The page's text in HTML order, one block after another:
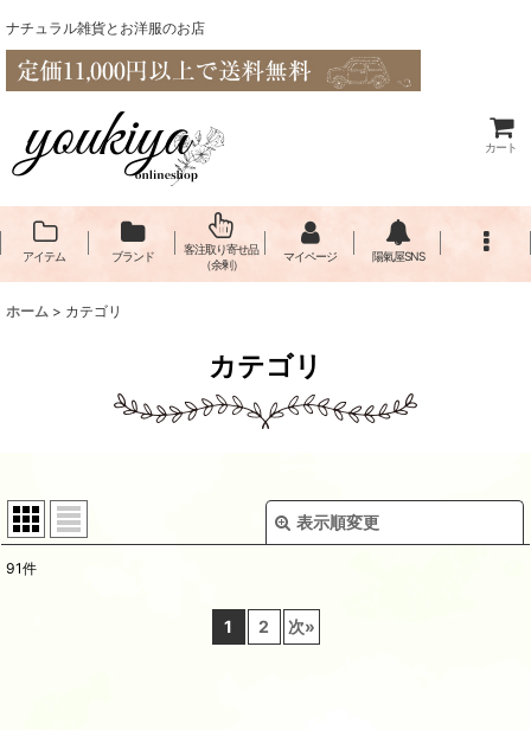
ナチュラル雑貨とお洋服のお店
カート
アイテム ブランド
客注取り寄せ品
（余剰）
マイページ 陽氣屋SNS
ホーム > カテゴリ
カテゴリ
表示順変更
91件
1 2 次»